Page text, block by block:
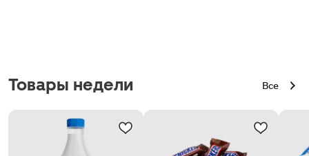
Товары недели Все